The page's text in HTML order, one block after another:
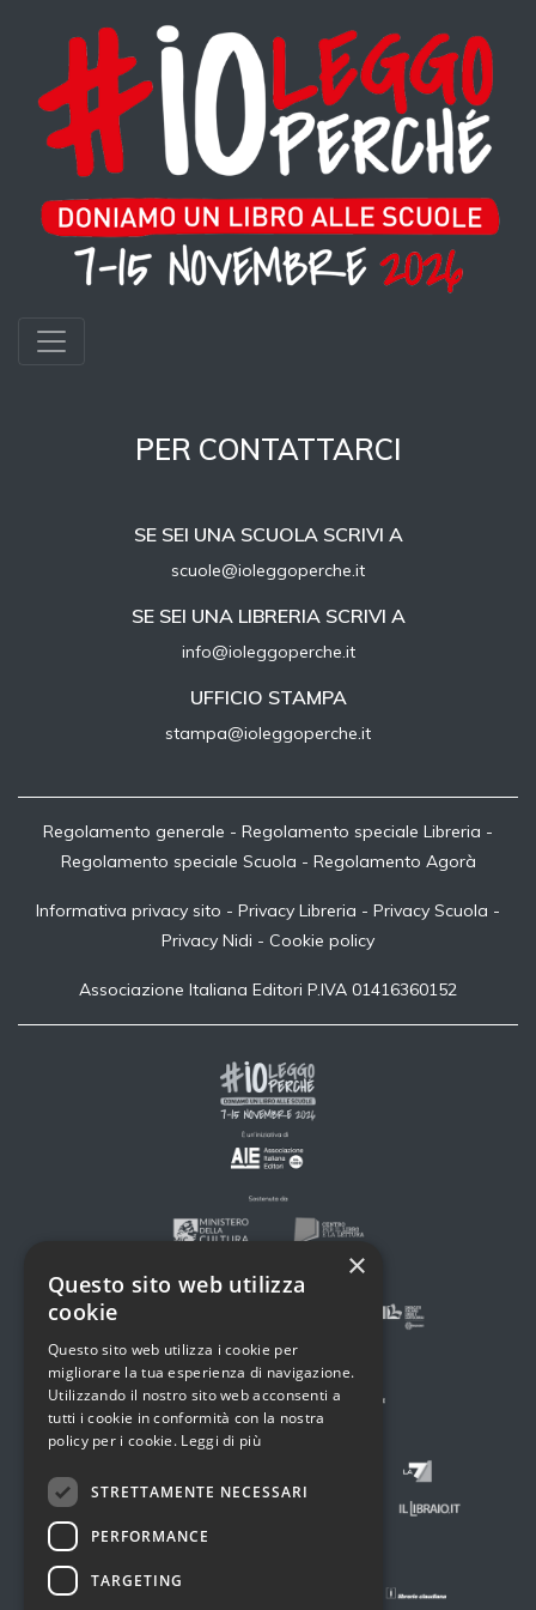
PER CONTATTARCI
SE SEI UNA SCUOLA SCRIVI A
scuole@ioleggoperche.it
SE SEI UNA LIBRERIA SCRIVI A
info@ioleggoperche.it
UFFICIO STAMPA
stampa@ioleggoperche.it
Regolamento generale - Regolamento speciale Libreria -
Regolamento speciale Scuola - Regolamento Agorà
Informativa privacy sito - Privacy Libreria - Privacy Scuola -
Privacy Nidi - Cookie policy
Associazione Italiana Editori P.IVA 01416360152
×
Questo sito web utilizza
cookie
Questo sito web utilizza i cookie per
migliorare la tua esperienza di navigazione.
Utilizzando il nostro sito web acconsenti a
tutti i cookie in conformità con la nostra
policy per i cookie. Leggi di più
STRETTAMENTE NECESSARI
PERFORMANCE
TARGETING